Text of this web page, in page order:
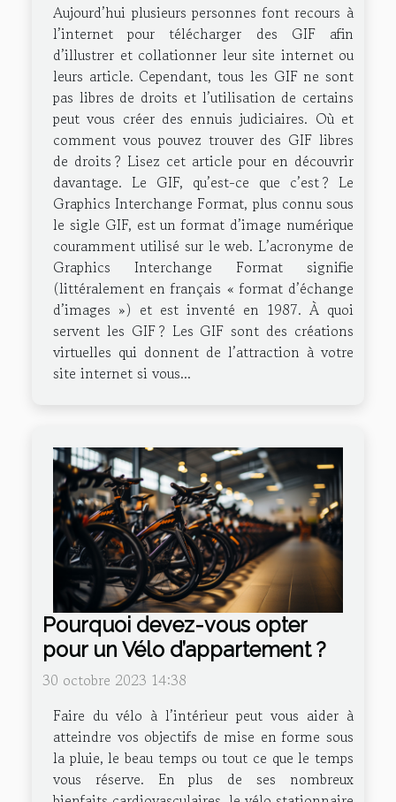
Aujourd’hui plusieurs personnes font recours à
l’internet pour télécharger des GIF afin
d’illustrer et collationner leur site internet ou
leurs article. Cependant, tous les GIF ne sont
pas libres de droits et l’utilisation de certains
peut vous créer des ennuis judiciaires. Où et
comment vous pouvez trouver des GIF libres
de droits ? Lisez cet article pour en découvrir
davantage. Le GIF, qu’est-ce que c’est ? Le
Graphics Interchange Format, plus connu sous
le sigle GIF, est un format d’image numérique
couramment utilisé sur le web. L’acronyme de
Graphics Interchange Format signifie
(littéralement en français « format d’échange
d’images ») et est inventé en 1987. À quoi
servent les GIF ? Les GIF sont des créations
virtuelles qui donnent de l’attraction à votre
site internet si vous...
Pourquoi devez-vous opter
pour un Vélo d’appartement ?
30 octobre 2023 14:38
Faire du vélo à l’intérieur peut vous aider à
atteindre vos objectifs de mise en forme sous
la pluie, le beau temps ou tout ce que le temps
vous réserve. En plus de ses nombreux